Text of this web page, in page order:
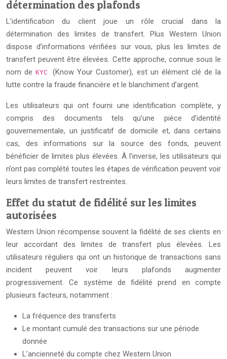
détermination des plafonds
L’identification du client joue un rôle crucial dans la
détermination des limites de transfert. Plus Western Union
dispose d’informations vérifiées sur vous, plus les limites de
transfert peuvent être élevées. Cette approche, connue sous le
nom deKYC(Know Your Customer), est un élément clé de la
lutte contre la fraude financière et le blanchiment d’argent.
Les utilisateurs qui ont fourni une identification complète, y
compris des documents tels qu’une pièce d’identité
gouvernementale, un justificatif de domicile et, dans certains
cas, des informations sur la source des fonds, peuvent
bénéficier de limites plus élevées. À l’inverse, les utilisateurs qui
n’ont pas complété toutes les étapes de vérification peuvent voir
leurs limites de transfert restreintes.
Effet du statut de fidélité sur les limites
autorisées
Western Union récompense souvent la fidélité de ses clients en
leur accordant des limites de transfert plus élevées. Les
utilisateurs réguliers qui ont un historique de transactions sans
incident peuvent voir leurs plafonds augmenter
progressivement. Ce système de fidélité prend en compte
plusieurs facteurs, notamment :
La fréquence des transferts
Le montant cumulé des transactions sur une période
donnée
L’ancienneté du compte chez Western Union